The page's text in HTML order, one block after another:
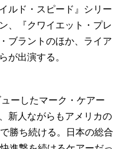
ルド・スピード』シリー
、『クワイエット・プレ
ブラントのほか、ライア
が出演する。
ーしたマーク・ケアー
新人ながらもアメリカの
勝ち続ける。日本の総合